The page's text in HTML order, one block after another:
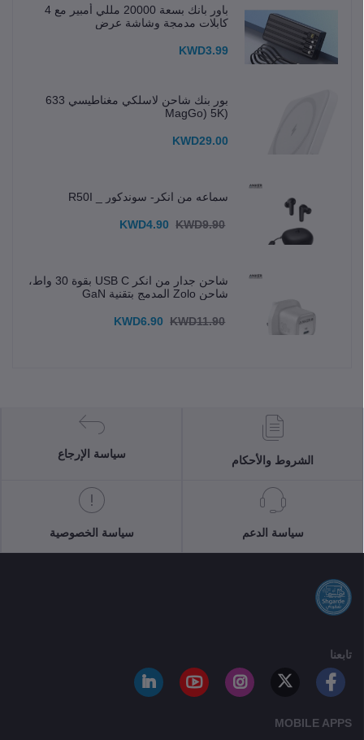
باور بانك بسعة 20000 مللي أمبير مع 4
كابلات مدمجة وشاشة عرض
KWD3.99
بور بنك شاحن لاسلكي مغناطيسي 633
(MagGo) 5K
KWD29.00
سماعه من انكر- سوندكور _ R50I
KWD4.90 KWD9.90
شاحن جدار من انكر USB C بقوة 30 واط،
شاحن Zolo المدمج بتقنية GaN
KWD6.90 KWD11.90
الشروط والأحكام
سياسة الإرجاع
سياسة الدعم سياسة الخصوصية
تابعنا
MOBILE APPS